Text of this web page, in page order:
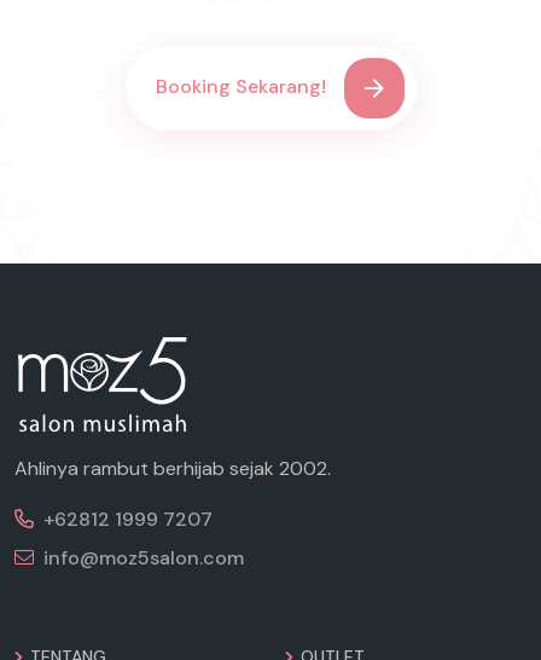
Booking Sekarang!
Ahlinya rambut berhijab sejak 2002.
+62812 1999 7207
info@moz5salon.com